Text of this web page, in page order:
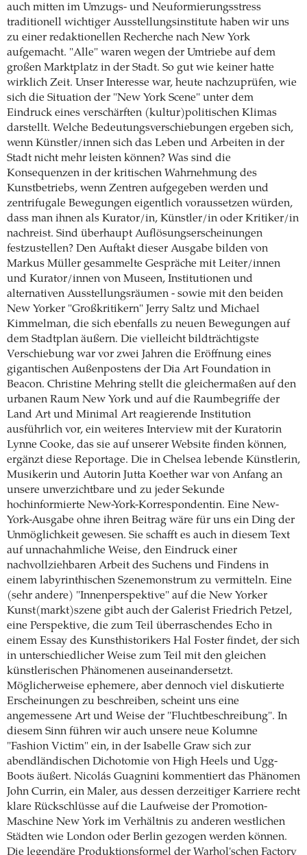
auch mitten im Umzugs- und Neuformierungsstress
traditionell wichtiger Ausstellungsinstitute haben wir uns
zu einer redaktionellen Recherche nach New York
aufgemacht. "Alle" waren wegen der Umtriebe auf dem
großen Marktplatz in der Stadt. So gut wie keiner hatte
wirklich Zeit. Unser Interesse war, heute nachzuprüfen, wie
sich die Situation der "New York Scene" unter dem
Eindruck eines verschärften (kultur)politischen Klimas
darstellt. Welche Bedeutungsverschiebungen ergeben sich,
wenn Künstler/innen sich das Leben und Arbeiten in der
Stadt nicht mehr leisten können? Was sind die
Konsequenzen in der kritischen Wahrnehmung des
Kunstbetriebs, wenn Zentren aufgegeben werden und
zentrifugale Bewegungen eigentlich voraussetzen würden,
dass man ihnen als Kurator/in, Künstler/in oder Kritiker/in
nachreist. Sind überhaupt Auflösungserscheinungen
festzustellen? Den Auftakt dieser Ausgabe bilden von
Markus Müller gesammelte Gespräche mit Leiter/innen
und Kurator/innen von Museen, Institutionen und
alternativen Ausstellungsräumen - sowie mit den beiden
New Yorker "Großkritikern" Jerry Saltz und Michael
Kimmelman, die sich ebenfalls zu neuen Bewegungen auf
dem Stadtplan äußern. Die vielleicht bildträchtigste
Verschiebung war vor zwei Jahren die Eröffnung eines
gigantischen Außenpostens der Dia Art Foundation in
Beacon. Christine Mehring stellt die gleichermaßen auf den
urbanen Raum New York und auf die Raumbegriffe der
Land Art und Minimal Art reagierende Institution
ausführlich vor, ein weiteres Interview mit der Kuratorin
Lynne Cooke, das sie auf unserer Website finden können,
ergänzt diese Reportage. Die in Chelsea lebende Künstlerin,
Musikerin und Autorin Jutta Koether war von Anfang an
unsere unverzichtbare und zu jeder Sekunde
hochinformierte New-York-Korrespondentin. Eine New-
York-Ausgabe ohne ihren Beitrag wäre für uns ein Ding der
Unmöglichkeit gewesen. Sie schafft es auch in diesem Text
auf unnachahmliche Weise, den Eindruck einer
nachvollziehbaren Arbeit des Suchens und Findens in
einem labyrinthischen Szenemonstrum zu vermitteln. Eine
(sehr andere) "Innenperspektive" auf die New Yorker
Kunst(markt)szene gibt auch der Galerist Friedrich Petzel,
eine Perspektive, die zum Teil überraschendes Echo in
einem Essay des Kunsthistorikers Hal Foster findet, der sich
in unterschiedlicher Weise zum Teil mit den gleichen
künstlerischen Phänomenen auseinandersetzt.
Möglicherweise ephemere, aber dennoch viel diskutierte
Erscheinungen zu beschreiben, scheint uns eine
angemessene Art und Weise der "Fluchtbeschreibung". In
diesem Sinn führen wir auch unsere neue Kolumne
"Fashion Victim" ein, in der Isabelle Graw sich zur
abendländischen Dichotomie von High Heels und Ugg-
Boots äußert. Nicolás Guagnini kommentiert das Phänomen
John Currin, ein Maler, aus dessen derzeitiger Karriere recht
klare Rückschlüsse auf die Laufweise der Promotion-
Maschine New York im Verhältnis zu anderen westlichen
Städten wie London oder Berlin gezogen werden können.
Die legendäre Produktionsformel der Warhol'schen Factory